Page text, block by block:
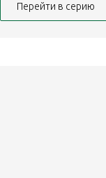
Перейти в серию